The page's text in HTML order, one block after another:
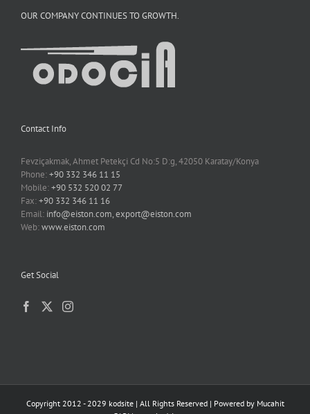
OUR COMPANY CONTINUES TO GROWTH.
Contact Info
Fevziçakmak, Ahmet Petekçi Cd No:5 D:g, 42050 Karatay/Konya
Phone:+90 332 346 11 15
Mobile:+90 532 520 02 77
Fax:+90 332 346 11 16
Email: info@eiston.com, export@eiston.com
Web:www.eiston.com
Get Social
Copyright 2012 - 2029 kodsite | All Rights Reserved | Powered by Mucahit